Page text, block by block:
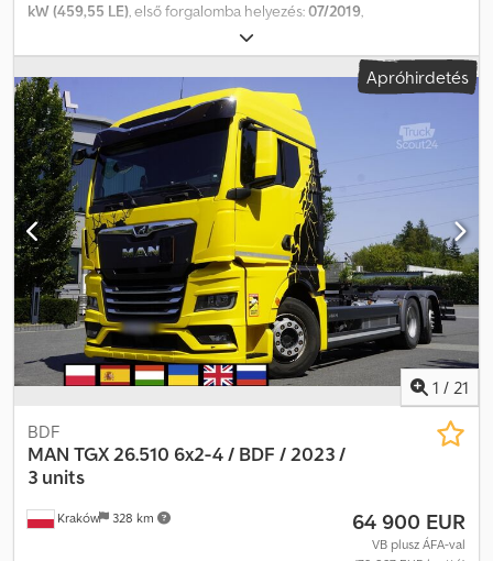
kW (459,55 LE), első forgalomba helyezés:07/2019,
, össztömeg:
3 tengely, fékek:retarder, szín:szürke, hajtástípus:automata,
Gyártási év:2019, Felszereltség:ABS, daru, MAN TGS 35.460
BILLENŐS TEHERAUTÓ / 8x4 Importált / BALESETMENTES JÓ
ÁLLAPOTBAN! GYÁRTÁSI ÉV: 2019 Dcjdpfx Adjyxi Tdokjk
FUTÁSTELJESÍTMÉNY: 336 000 km FELSZERELTSÉG: - ABS -
Központi zár - Elektromos ablakok - Szervokormány - Indításgátló -
Tachográf TEHERBÍRÁS: 20 000 kg ÖSSZTÖMEG: 32 000 kg
TENGELYTÁV: 190/260/140 cm ABRONCSMÉRET: 315/80R22,5
FÜGGEESZTÉS: LAPLEMEZES TEL.: KUBA – LENGYEL, ANGOL,
NÉMET, OLASZ SEBASTIAN – LENGYEL, NÉMET, OLASZ, ????
LASZLO – MAGYAR COSTEL – ROMÁN (Minden export ügyintézést
elintézünk, rendszámmal együtt) RADEK – ???? Ref. szám: 3992
Apróhirdetés
1 / 21
Kraków 328 km
BDF
MAN TGX 26.510 6x2-4 / BDF / 2023 /
3 units
64 900 EUR
VB plusz ÁFA-val